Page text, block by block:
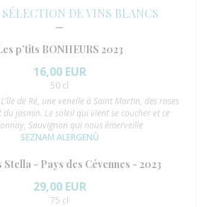
DE VINS BLANCS
p’tits BONHEURS 2023
16,00 EUR
50 cl
de Ré, une venelle à Saint Martin, des roses
jasmin. Le soleil qui vient se coucher et ce
Sauvignon qui nous émerveille
SEZNAM ALERGENŮ
Stella - Pays des Cévennes - 2023
29,00 EUR
75 cl